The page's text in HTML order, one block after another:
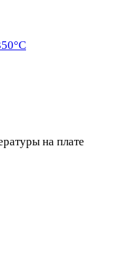
на плате